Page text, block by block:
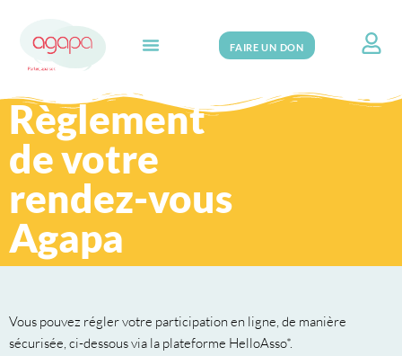
FAIRE UN DON
Règlement
de votre
rendez-vous
Agapa
Vous pouvez régler votre participation en ligne, de manière
sécurisée, ci-dessous via la plateforme HelloAsso*.